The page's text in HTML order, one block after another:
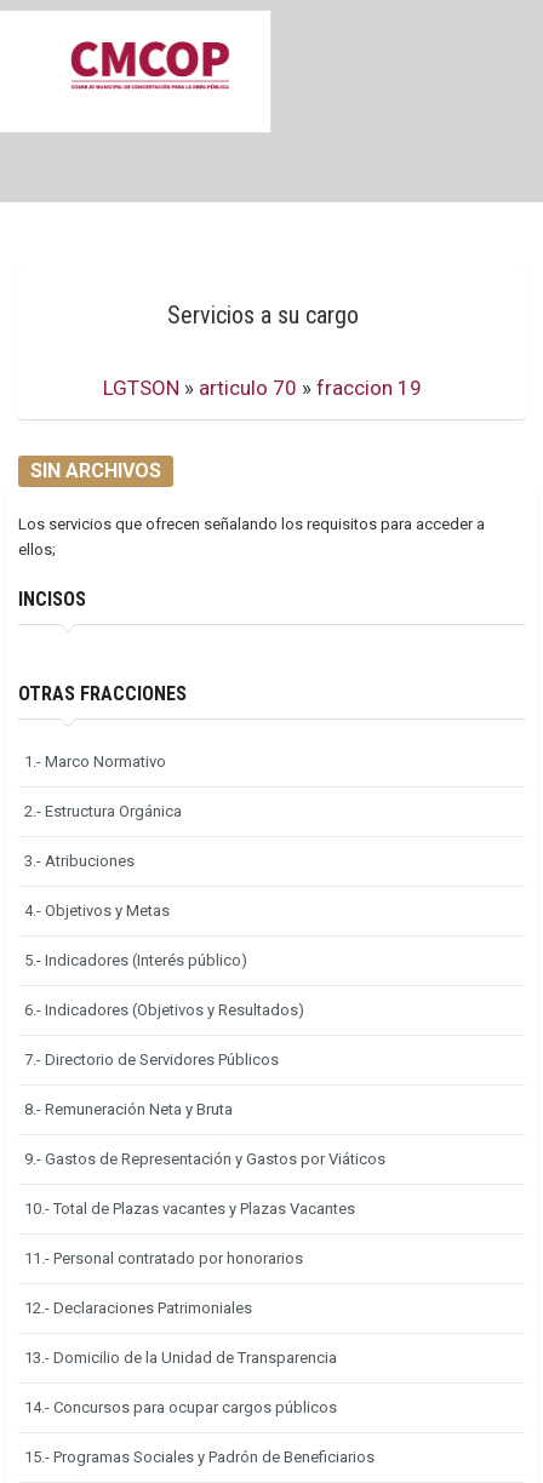
Servicios a su cargo
LGTSON » articulo 70 » fraccion 19
SIN ARCHIVOS
Los servicios que ofrecen señalando los requisitos para acceder a
ellos;
INCISOS
OTRAS FRACCIONES
1.- Marco Normativo
2.- Estructura Orgánica
3.- Atribuciones
4.- Objetivos y Metas
5.- Indicadores (Interés público)
6.- Indicadores (Objetivos y Resultados)
7.- Directorio de Servidores Públicos
8.- Remuneración Neta y Bruta
9.- Gastos de Representación y Gastos por Viáticos
10.- Total de Plazas vacantes y Plazas Vacantes
11.- Personal contratado por honorarios
12.- Declaraciones Patrimoniales
13.- Domicilio de la Unidad de Transparencia
14.- Concursos para ocupar cargos públicos
15.- Programas Sociales y Padrón de Beneficiarios